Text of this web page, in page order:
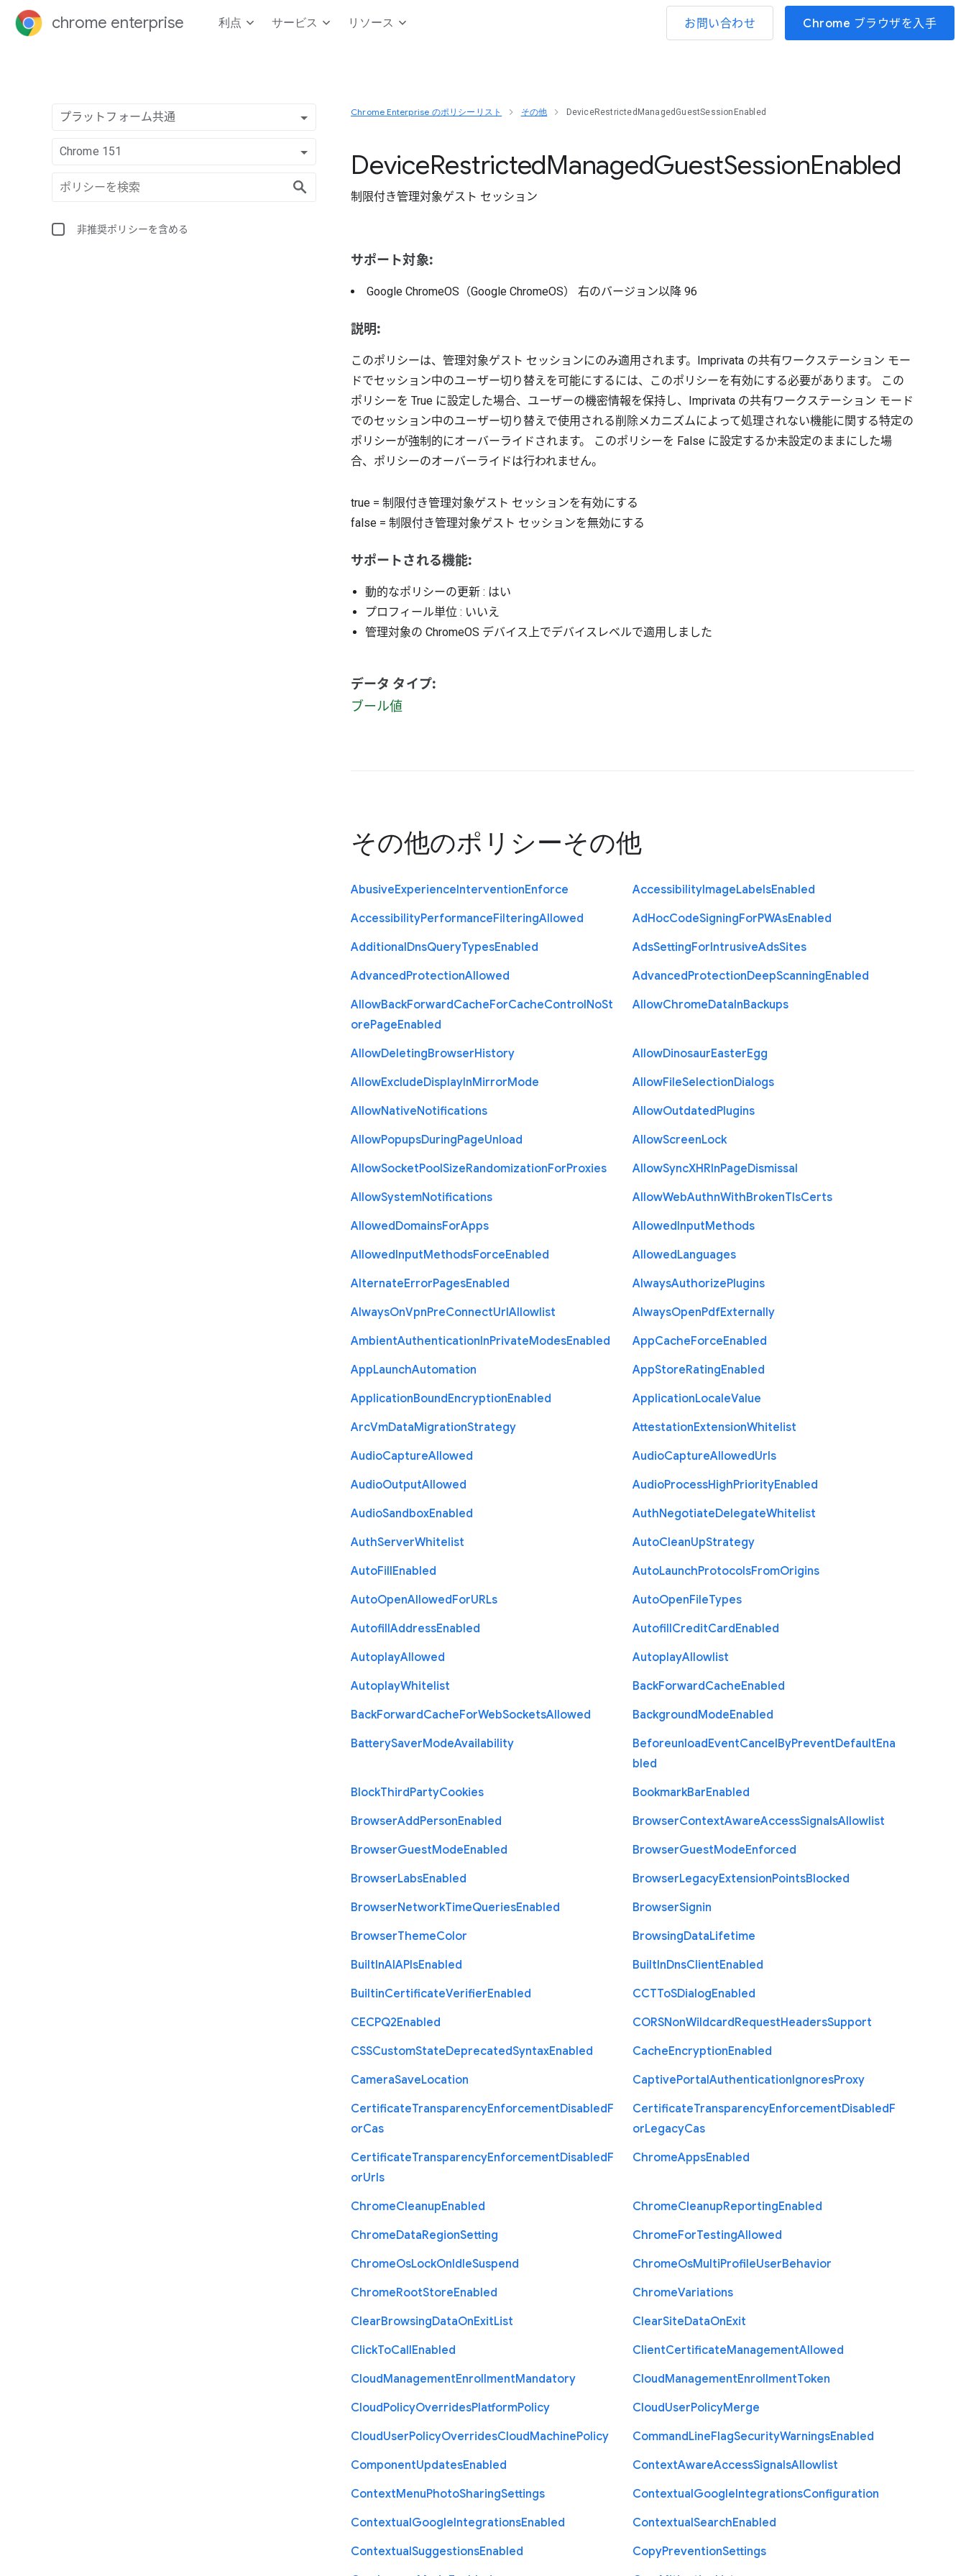
chrome enterprise 利点 サービス リソース お問い合わせ Chrome ブラウザを入手
プラットフォーム共通
Chrome 151
非推奨ポリシーを含める
Chrome Enterprise のポリシーリスト その他 DeviceRestrictedManagedGuestSessionEnabled
DeviceRestrictedManagedGuestSessionEnabled
制限付き管理対象ゲスト セッション
サポート対象:
Google ChromeOS（Google ChromeOS） 右のバージョン以降 96
説明:
このポリシーは、管理対象ゲスト セッションにのみ適用されます。Imprivata の共有ワークステーション モー
ドでセッション中のユーザー切り替えを可能にするには、このポリシーを有効にする必要があります。 この
ポリシーを True に設定した場合、ユーザーの機密情報を保持し、Imprivata の共有ワークステーション モード
でのセッション中のユーザー切り替えで使用される削除メカニズムによって処理されない機能に関する特定の
ポリシーが強制的にオーバーライドされます。 このポリシーを False に設定するか未設定のままにした場
合、ポリシーのオーバーライドは行われません。
true = 制限付き管理対象ゲスト セッションを有効にする
false = 制限付き管理対象ゲスト セッションを無効にする
サポートされる機能:
動的なポリシーの更新 : はい
プロフィール単位 : いいえ
管理対象の ChromeOS デバイス上でデバイスレベルで適用しました
データ タイプ:
ブール値
その他のポリシーその他
AbusiveExperienceInterventionEnforce AccessibilityImageLabelsEnabled
AccessibilityPerformanceFilteringAllowed AdHocCodeSigningForPWAsEnabled
AdditionalDnsQueryTypesEnabled AdsSettingForIntrusiveAdsSites
AdvancedProtectionAllowed AdvancedProtectionDeepScanningEnabled
AllowBackForwardCacheForCacheControlNoSt
orePageEnabled
AllowChromeDataInBackups
AllowDeletingBrowserHistory AllowDinosaurEasterEgg
AllowExcludeDisplayInMirrorMode AllowFileSelectionDialogs
AllowNativeNotifications AllowOutdatedPlugins
AllowPopupsDuringPageUnload AllowScreenLock
AllowSocketPoolSizeRandomizationForProxies AllowSyncXHRInPageDismissal
AllowSystemNotifications AllowWebAuthnWithBrokenTlsCerts
AllowedDomainsForApps AllowedInputMethods
AllowedInputMethodsForceEnabled AllowedLanguages
AlternateErrorPagesEnabled AlwaysAuthorizePlugins
AlwaysOnVpnPreConnectUrlAllowlist AlwaysOpenPdfExternally
AmbientAuthenticationInPrivateModesEnabled AppCacheForceEnabled
AppLaunchAutomation AppStoreRatingEnabled
ApplicationBoundEncryptionEnabled ApplicationLocaleValue
ArcVmDataMigrationStrategy AttestationExtensionWhitelist
AudioCaptureAllowed AudioCaptureAllowedUrls
AudioOutputAllowed AudioProcessHighPriorityEnabled
AudioSandboxEnabled AuthNegotiateDelegateWhitelist
AuthServerWhitelist AutoCleanUpStrategy
AutoFillEnabled AutoLaunchProtocolsFromOrigins
AutoOpenAllowedForURLs AutoOpenFileTypes
AutofillAddressEnabled AutofillCreditCardEnabled
AutoplayAllowed AutoplayAllowlist
AutoplayWhitelist BackForwardCacheEnabled
BackForwardCacheForWebSocketsAllowed BackgroundModeEnabled
BatterySaverModeAvailability BeforeunloadEventCancelByPreventDefaultEna
bled
BlockThirdPartyCookies BookmarkBarEnabled
BrowserAddPersonEnabled BrowserContextAwareAccessSignalsAllowlist
BrowserGuestModeEnabled BrowserGuestModeEnforced
BrowserLabsEnabled BrowserLegacyExtensionPointsBlocked
BrowserNetworkTimeQueriesEnabled BrowserSignin
BrowserThemeColor BrowsingDataLifetime
BuiltInAIAPIsEnabled BuiltInDnsClientEnabled
BuiltinCertificateVerifierEnabled CCTToSDialogEnabled
CECPQ2Enabled CORSNonWildcardRequestHeadersSupport
CSSCustomStateDeprecatedSyntaxEnabled CacheEncryptionEnabled
CameraSaveLocation CaptivePortalAuthenticationIgnoresProxy
CertificateTransparencyEnforcementDisabledF
orCas
CertificateTransparencyEnforcementDisabledF
orLegacyCas
CertificateTransparencyEnforcementDisabledF
orUrls
ChromeAppsEnabled
ChromeCleanupEnabled ChromeCleanupReportingEnabled
ChromeDataRegionSetting ChromeForTestingAllowed
ChromeOsLockOnIdleSuspend ChromeOsMultiProfileUserBehavior
ChromeRootStoreEnabled ChromeVariations
ClearBrowsingDataOnExitList ClearSiteDataOnExit
ClickToCallEnabled ClientCertificateManagementAllowed
CloudManagementEnrollmentMandatory CloudManagementEnrollmentToken
CloudPolicyOverridesPlatformPolicy CloudUserPolicyMerge
CloudUserPolicyOverridesCloudMachinePolicy CommandLineFlagSecurityWarningsEnabled
ComponentUpdatesEnabled ContextAwareAccessSignalsAllowlist
ContextMenuPhotoSharingSettings ContextualGoogleIntegrationsConfiguration
ContextualGoogleIntegrationsEnabled ContextualSearchEnabled
ContextualSuggestionsEnabled CopyPreventionSettings